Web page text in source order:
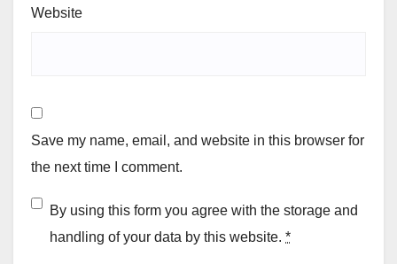
Website
Save my name, email, and website in this browser for
the next time I comment.
By using this form you agree with the storage and
handling of your data by this website. *